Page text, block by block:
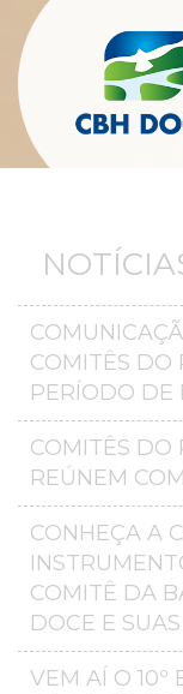
COMITÊS DO
PERÍODO DE
COMITÊS DO
REÚNEM
CONHEÇA A
COMITÊ DA
DOCE E
VEM AÍ O 10º